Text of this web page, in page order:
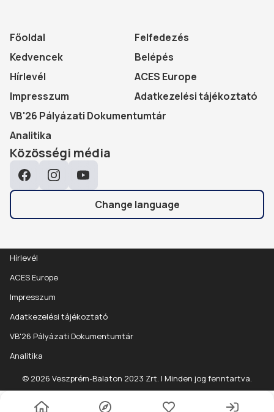
Főoldal
Felfedezés
Kedvencek
Belépés
Hírlevél
ACES Europe
Impresszum
Adatkezelési tájékoztató
VB'26 Pályázati Dokumentumtár
Analitika
Közösségi média
FacebookInstagramYouTube
Change language
© 2026 Veszprém-Balaton 2023 Zrt. | Minden jog fenntartva.
Hírlevél
ACES Europe
Impresszum
Adatkezelési tájékoztató
VB'26 Pályázati Dokumentumtár
Analitika